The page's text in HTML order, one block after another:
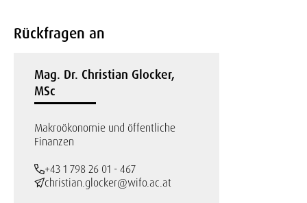
Rückfragen an
Mag. Dr. Christian Glocker,
MSc
Makroökonomie und öffentliche
Finanzen
+43 1 798 26 01 - 467
christian.glocker@wifo.ac.at